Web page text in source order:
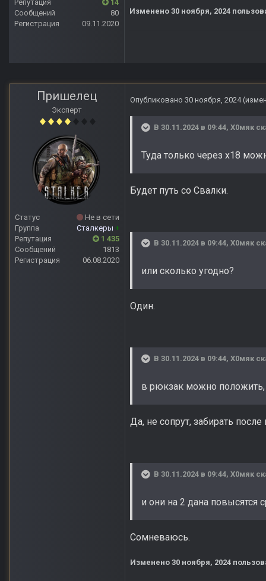
Репутация
14
Сообщений
80
Регистрация
09.11.2020
Изменено 30 ноября, 2024
Пришелец
Эксперт
Статус
Не в сети
Группа
Сталкеры +
Репутация
1 435
Сообщений
1813
Регистрация
06.08.2020
Опубликовано 30 ноября, 2024
В 30.11.2024 в 09:44, Х0мяк
Туда только через х18
Будет путь со Свалки.
В 30.11.2024 в 09:44, Х0мяк
или сколько угодно?
Один.
В 30.11.2024 в 09:44, Х0мяк
в рюкзак можно положить,
Да, не сопрут, забирать
В 30.11.2024 в 09:44, Х0мяк
и они на 2 дана повысятся
Сомневаюсь.
Изменено 30 ноября, 2024